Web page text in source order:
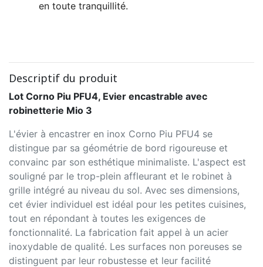
en toute tranquillité.
Descriptif du produit
Lot Corno Piu PFU4, Evier encastrable avec
robinetterie Mio 3
L'évier à encastrer en inox Corno Piu PFU4 se
distingue par sa géométrie de bord rigoureuse et
convainc par son esthétique minimaliste. L'aspect est
souligné par le trop-plein affleurant et le robinet à
grille intégré au niveau du sol. Avec ses dimensions,
cet évier individuel est idéal pour les petites cuisines,
tout en répondant à toutes les exigences de
fonctionnalité. La fabrication fait appel à un acier
inoxydable de qualité. Les surfaces non poreuses se
distinguent par leur robustesse et leur facilité